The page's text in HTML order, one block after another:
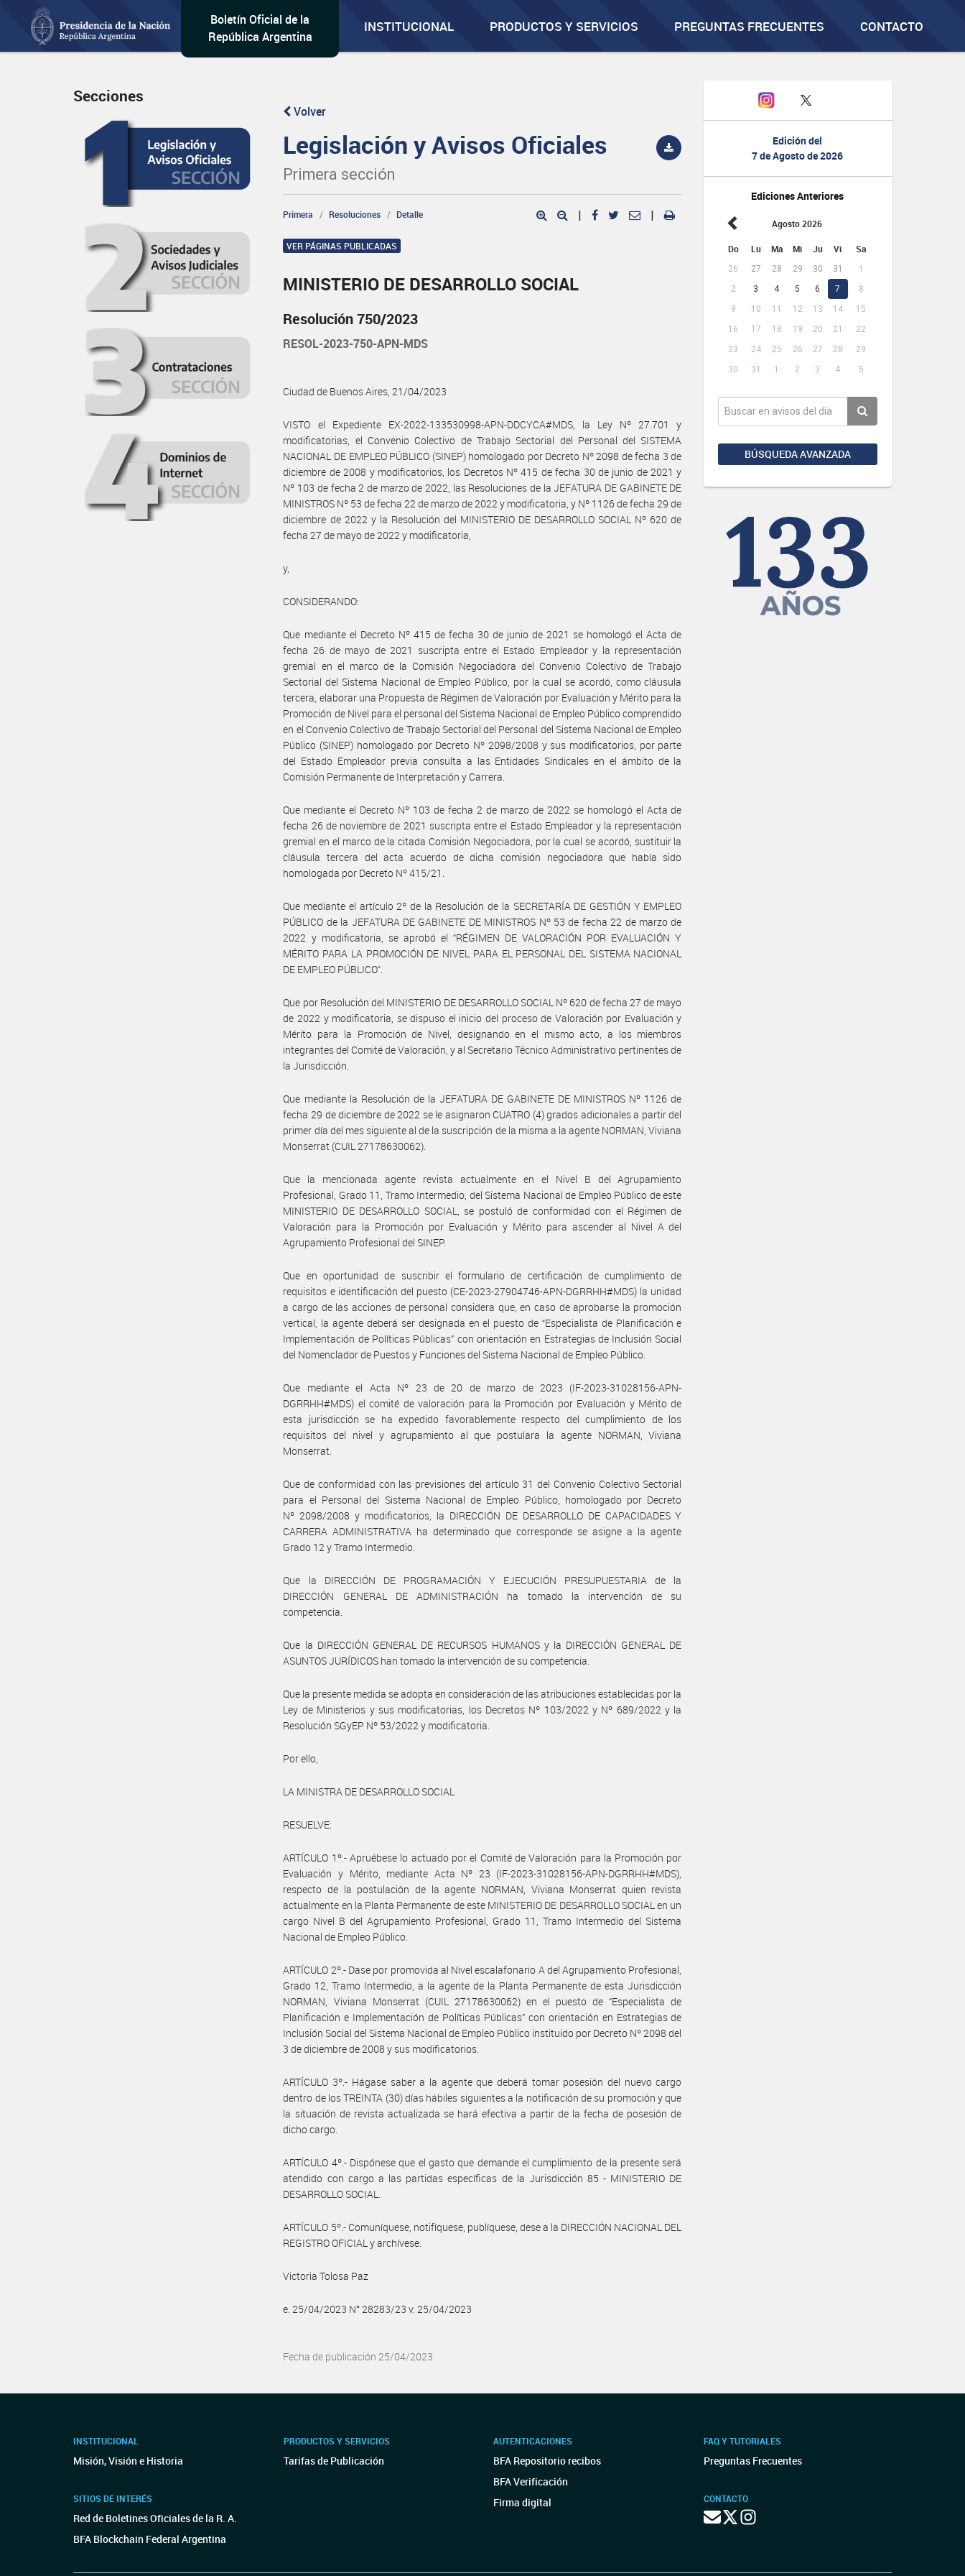
Boletín Oficial de la
República Argentina
INSTITUCIONAL PRODUCTOS Y SERVICIOS PREGUNTAS FRECUENTES CONTACTO
Edición del
7 de Agosto de 2026
Ediciones Anteriores
Agosto 2026
Do Lu Ma Mi Ju Vi Sa
26 27 28 29 30 31
1
2
3 4 5 6 7
8
9
10 11 12 13 14
15
16
17 18 19 20 21
22
23
24 25 26 27 28
29
30
31 1 2 3 4 5
BÚSQUEDA AVANZADA
Secciones
Volver
Legislación y Avisos Oficiales
Primera sección
Primera Resoluciones Detalle | |
VER PÁGINAS PUBLICADAS
MINISTERIO DE DESARROLLO SOCIAL
Resolución 750/2023
RESOL-2023-750-APN-MDS
Ciudad de Buenos Aires, 21/04/2023
VISTO el Expediente EX-2022-133530998-APN-DDCYCA#MDS, la Ley Nº 27.701 y
modificatorias, el Convenio Colectivo de Trabajo Sectorial del Personal del SISTEMA
NACIONAL DE EMPLEO PÚBLICO (SINEP) homologado por Decreto Nº 2098 de fecha 3 de
diciembre de 2008 y modificatorios, los Decretos Nº 415 de fecha 30 de junio de 2021 y
Nº 103 de fecha 2 de marzo de 2022, las Resoluciones de la JEFATURA DE GABINETE DE
MINISTROS Nº 53 de fecha 22 de marzo de 2022 y modificatoria, y Nº 1126 de fecha 29 de
diciembre de 2022 y la Resolución del MINISTERIO DE DESARROLLO SOCIAL Nº 620 de
fecha 27 de mayo de 2022 y modificatoria,
y,
CONSIDERANDO:
Que mediante el Decreto Nº 415 de fecha 30 de junio de 2021 se homologó el Acta de
fecha 26 de mayo de 2021 suscripta entre el Estado Empleador y la representación
gremial en el marco de la Comisión Negociadora del Convenio Colectivo de Trabajo
Sectorial del Sistema Nacional de Empleo Público, por la cual se acordó, como cláusula
tercera, elaborar una Propuesta de Régimen de Valoración por Evaluación y Mérito para la
Promoción de Nivel para el personal del Sistema Nacional de Empleo Público comprendido
en el Convenio Colectivo de Trabajo Sectorial del Personal del Sistema Nacional de Empleo
Público (SINEP) homologado por Decreto Nº 2098/2008 y sus modificatorios, por parte
del Estado Empleador previa consulta a las Entidades Sindicales en el ámbito de la
Comisión Permanente de Interpretación y Carrera.
Que mediante el Decreto Nº 103 de fecha 2 de marzo de 2022 se homologó el Acta de
fecha 26 de noviembre de 2021 suscripta entre el Estado Empleador y la representación
gremial en el marco de la citada Comisión Negociadora, por la cual se acordó, sustituir la
cláusula tercera del acta acuerdo de dicha comisión negociadora que había sido
homologada por Decreto Nº 415/21.
Que mediante el artículo 2º de la Resolución de la SECRETARÍA DE GESTIÓN Y EMPLEO
PÚBLICO de la JEFATURA DE GABINETE DE MINISTROS Nº 53 de fecha 22 de marzo de
2022 y modificatoria, se aprobó el “RÉGIMEN DE VALORACIÓN POR EVALUACIÓN Y
MÉRITO PARA LA PROMOCIÓN DE NIVEL PARA EL PERSONAL DEL SISTEMA NACIONAL
DE EMPLEO PÚBLICO”.
Que por Resolución del MINISTERIO DE DESARROLLO SOCIAL Nº 620 de fecha 27 de mayo
de 2022 y modificatoria, se dispuso el inicio del proceso de Valoración por Evaluación y
Mérito para la Promoción de Nivel, designando en el mismo acto, a los miembros
integrantes del Comité de Valoración, y al Secretario Técnico Administrativo pertinentes de
la Jurisdicción.
Que mediante la Resolución de la JEFATURA DE GABINETE DE MINISTROS Nº 1126 de
fecha 29 de diciembre de 2022 se le asignaron CUATRO (4) grados adicionales a partir del
primer día del mes siguiente al de la suscripción de la misma a la agente NORMAN, Viviana
Monserrat (CUIL 27178630062).
Que la mencionada agente revista actualmente en el Nivel B del Agrupamiento
Profesional, Grado 11, Tramo Intermedio, del Sistema Nacional de Empleo Público de este
MINISTERIO DE DESARROLLO SOCIAL, se postuló de conformidad con el Régimen de
Valoración para la Promoción por Evaluación y Mérito para ascender al Nivel A del
Agrupamiento Profesional del SINEP.
Que en oportunidad de suscribir el formulario de certificación de cumplimiento de
requisitos e identificación del puesto (CE-2023-27904746-APN-DGRRHH#MDS) la unidad
a cargo de las acciones de personal considera que, en caso de aprobarse la promoción
vertical, la agente deberá ser designada en el puesto de “Especialista de Planificación e
Implementación de Políticas Públicas” con orientación en Estrategias de Inclusión Social
del Nomenclador de Puestos y Funciones del Sistema Nacional de Empleo Público.
Que mediante el Acta Nº 23 de 20 de marzo de 2023 (IF-2023-31028156-APN-
DGRRHH#MDS) el comité de valoración para la Promoción por Evaluación y Mérito de
esta jurisdicción se ha expedido favorablemente respecto del cumplimiento de los
requisitos del nivel y agrupamiento al que postulara la agente NORMAN, Viviana
Monserrat.
Que de conformidad con las previsiones del artículo 31 del Convenio Colectivo Sectorial
para el Personal del Sistema Nacional de Empleo Público, homologado por Decreto
Nº 2098/2008 y modificatorios, la DIRECCIÓN DE DESARROLLO DE CAPACIDADES Y
CARRERA ADMINISTRATIVA ha determinado que corresponde se asigne a la agente
Grado 12 y Tramo Intermedio.
Que la DIRECCIÓN DE PROGRAMACIÓN Y EJECUCIÓN PRESUPUESTARIA de la
DIRECCIÓN GENERAL DE ADMINISTRACIÓN ha tomado la intervención de su
competencia.
Que la DIRECCIÓN GENERAL DE RECURSOS HUMANOS y la DIRECCIÓN GENERAL DE
ASUNTOS JURÍDICOS han tomado la intervención de su competencia.
Que la presente medida se adopta en consideración de las atribuciones establecidas por la
Ley de Ministerios y sus modificatorias, los Decretos Nº 103/2022 y Nº 689/2022 y la
Resolución SGyEP Nº 53/2022 y modificatoria.
Por ello,
LA MINISTRA DE DESARROLLO SOCIAL
RESUELVE:
ARTÍCULO 1º.- Apruébese lo actuado por el Comité de Valoración para la Promoción por
Evaluación y Mérito, mediante Acta Nº 23 (IF-2023-31028156-APN-DGRRHH#MDS),
respecto de la postulación de la agente NORMAN, Viviana Monserrat quien revista
actualmente en la Planta Permanente de este MINISTERIO DE DESARROLLO SOCIAL en un
cargo Nivel B del Agrupamiento Profesional, Grado 11, Tramo Intermedio del Sistema
Nacional de Empleo Público.
ARTÍCULO 2º.- Dase por promovida al Nivel escalafonario A del Agrupamiento Profesional,
Grado 12, Tramo Intermedio, a la agente de la Planta Permanente de esta Jurisdicción
NORMAN, Viviana Monserrat (CUIL 27178630062) en el puesto de “Especialista de
Planificación e Implementación de Políticas Públicas” con orientación en Estrategias de
Inclusión Social del Sistema Nacional de Empleo Público instituido por Decreto Nº 2098 del
3 de diciembre de 2008 y sus modificatorios.
ARTÍCULO 3º.- Hágase saber a la agente que deberá tomar posesión del nuevo cargo
dentro de los TREINTA (30) días hábiles siguientes a la notificación de su promoción y que
la situación de revista actualizada se hará efectiva a partir de la fecha de posesión de
dicho cargo.
ARTÍCULO 4º.- Dispónese que el gasto que demande el cumplimiento de la presente será
atendido con cargo a las partidas específicas de la Jurisdicción 85 - MINISTERIO DE
DESARROLLO SOCIAL.
ARTÍCULO 5º.- Comuníquese, notifíquese, publíquese, dese a la DIRECCIÓN NACIONAL DEL
REGISTRO OFICIAL y archívese.
Victoria Tolosa Paz
e. 25/04/2023 N° 28283/23 v. 25/04/2023
Fecha de publicación 25/04/2023
INSTITUCIONAL
Misión, Visión e Historia
SITIOS DE INTERÉS
Red de Boletines Oficiales de la R. A.
BFA Blockchain Federal Argentina
PRODUCTOS Y SERVICIOS
Tarifas de Publicación
AUTENTICACIONES
BFA Repositorio recibos
BFA Verificación
Firma digital
FAQ Y TUTORIALES
Preguntas Frecuentes
CONTACTO